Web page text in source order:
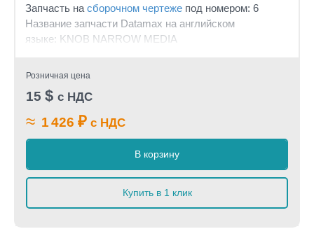
Запчасть на сборочном чертеже под номером: 6
Название запчасти Datamax на английском
языке: KNOB NARROW MEDIA
Розничная цена
15 $ с НДС
≈ 1 426 ₽ с НДС
В корзину
Купить в 1 клик